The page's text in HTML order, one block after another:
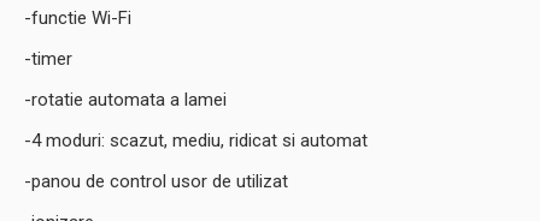
-functie Wi-Fi
-timer
-rotatie automata a lamei
-4 moduri: scazut, mediu, ridicat si automat
-panou de control usor de utilizat